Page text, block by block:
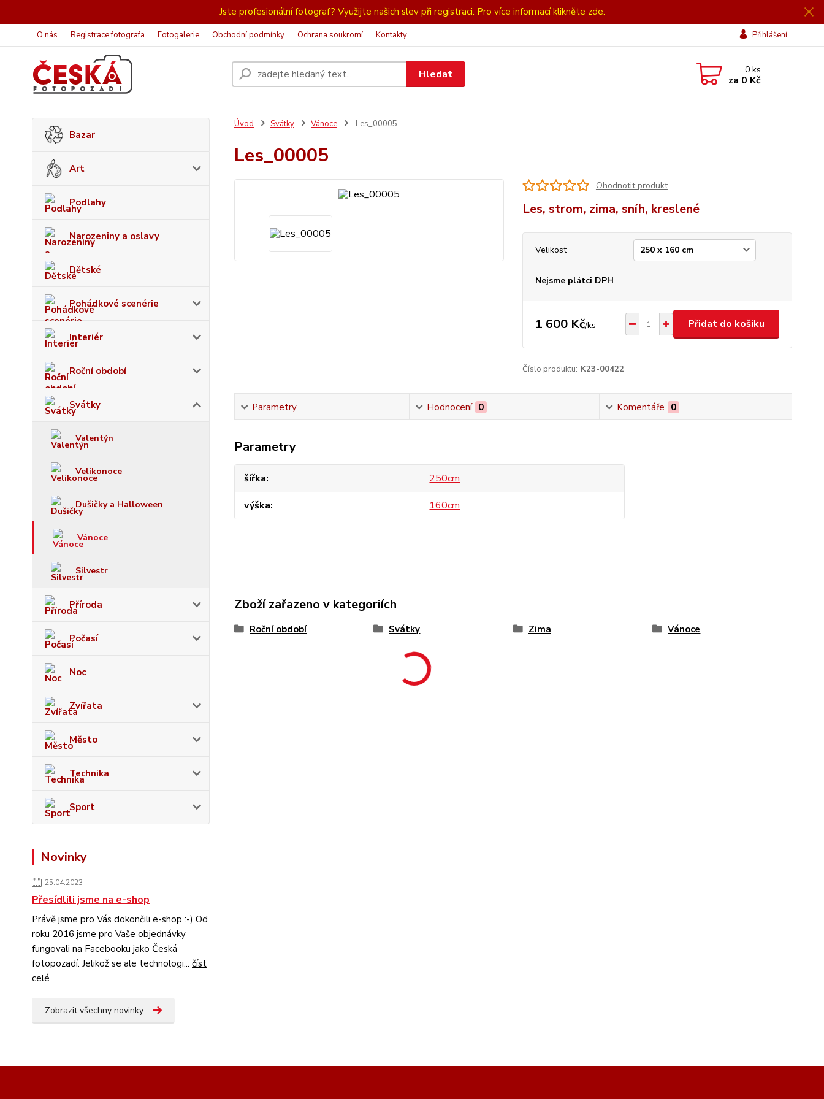
Jste profesionální fotograf? Využijte našich slev při registraci. Pro více informací klikněte zde.
O nás Registrace fotografa Fotogalerie Obchodní podmínky Ochrana soukromí Kontakty Přihlášení
Hledat 0ks
za 0 Kč
Bazar
Art
Podlahy
Narozeniny a oslavy
Dětské
Pohádkové scenérie
Interiér
Roční období
Svátky
Valentýn
Velikonoce
Dušičky a Halloween
Vánoce
Silvestr
Příroda
Počasí
Noc
Zvířata
Město
Technika
Sport
Novinky
25.04.2023
Přesídlili jsme na e-shop
Právě jsme pro Vás dokončili e-shop :-) Od
roku 2016 jsme pro Vaše objednávky
fungovali na Facebooku jako Česká
fotopozadí. Jelikož se ale technologi... číst
celé
Zobrazit všechny novinky
Úvod Svátky Vánoce Les_00005
Les_00005
Ohodnotit produkt
Les, strom, zima, sníh, kreslené
Velikost
Nejsme plátci DPH
1 600 Kč/ks Přidat do košíku
Číslo produktu: K23-00422
Parametry Hodnocení 0 Komentáře 0
Parametry
šířka
250cm
výška
160cm
Zboží zařazeno v kategoriích
Roční období Svátky Zima Vánoce